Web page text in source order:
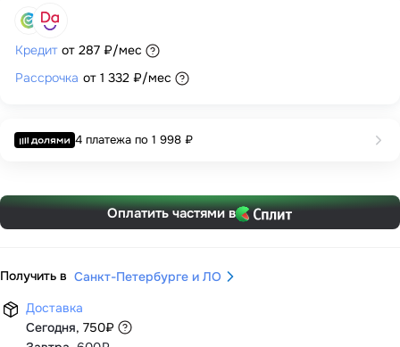
Кредит от 287 ₽/мес
Рассрочка от 1 332 ₽/мес
4 платежа по 1 998 ₽
Оплатить частями в
Получить в Санкт-Петербурге и ЛО
Доставка
Сегодня, 750₽